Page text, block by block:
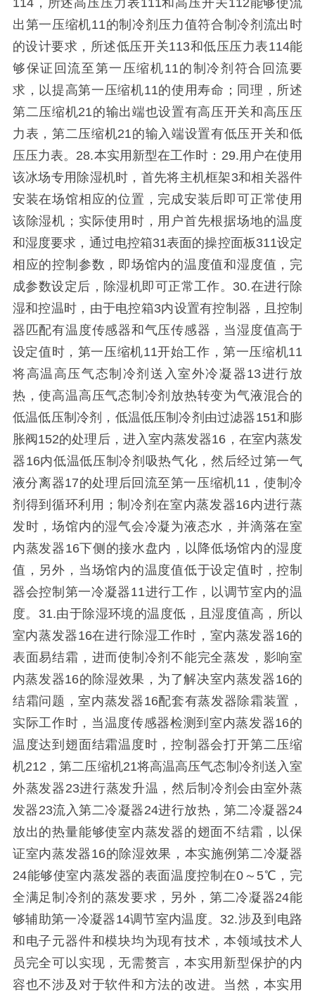
出第一压缩机11的制冷剂压力值符合制冷剂流出时
的设计要求，所述低压开关113和低压压力表114能
够保证回流至第一压缩机11的制冷剂符合回流要
求，以提高第一压缩机11的使用寿命；同理，所述
第二压缩机21的输出端也设置有高压开关和高压压
力表，第二压缩机21的输入端设置有低压开关和低
压压力表。28.本实用新型在工作时：29.用户在使用
该冰场专用除湿机时，首先将主机框架3和相关器件
安装在场馆相应的位置，完成安装后即可正常使用
该除湿机；实际使用时，用户首先根据场地的温度
和湿度要求，通过电控箱31表面的操控面板311设定
相应的控制参数，即场馆内的温度值和湿度值，完
成参数设定后，除湿机即可正常工作。30.在进行除
湿和控温时，由于电控箱3内设置有控制器，且控制
器匹配有温度传感器和气压传感器，当湿度值高于
设定值时，第一压缩机11开始工作，第一压缩机11
将高温高压气态制冷剂送入室外冷凝器13进行放
热，使高温高压气态制冷剂放热转变为气液混合的
低温低压制冷剂，低温低压制冷剂由过滤器151和膨
胀阀152的处理后，进入室内蒸发器16，在室内蒸发
器16内低温低压制冷剂吸热气化，然后经过第一气
液分离器17的处理后回流至第一压缩机11，使制冷
剂得到循环利用；制冷剂在室内蒸发器16内进行蒸
发时，场馆内的湿气会冷凝为液态水，并滴落在室
内蒸发器16下侧的接水盘内，以降低场馆内的湿度
值，另外，当场馆内的温度值低于设定值时，控制
器会控制第一冷凝器11进行工作，以调节室内的温
度。31.由于除湿环境的温度低，且湿度值高，所以
室内蒸发器16在进行除湿工作时，室内蒸发器16的
表面易结霜，进而使制冷剂不能完全蒸发，影响室
内蒸发器16的除湿效果，为了解决室内蒸发器16的
结霜问题，室内蒸发器16配套有蒸发器除霜装置，
实际工作时，当温度传感器检测到室内蒸发器16的
温度达到翅面结霜温度时，控制器会打开第二压缩
机212，第二压缩机21将高温高压气态制冷剂送入室
外蒸发器23进行蒸发升温，然后制冷剂会由室外蒸
发器23流入第二冷凝器24进行放热，第二冷凝器24
放出的热量能够使室内蒸发器的翅面不结霜，以保
证室内蒸发器16的除湿效果，本实施例第二冷凝器
24能够使室内蒸发器的表面温度控制在0～5℃，完
全满足制冷剂的蒸发要求，另外，第二冷凝器24能
够辅助第一冷凝器14调节室内温度。32.涉及到电路
和电子元器件和模块均为现有技术，本领域技术人
员完全可以实现，无需赘言，本实用新型保护的内
容也不涉及对于软件和方法的改进。当然，本实用